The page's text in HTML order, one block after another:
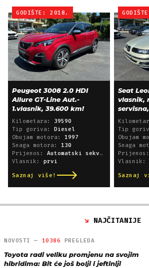
GODIŠTE: 2018.
Peugeot 3008 2.0 HDI
Allure GT-Line Aut.-
1.vlasnik, 39.600 km!
Kilometara: 39590
Tip goriva: Diesel
Obujam motora: 1997
Snaga motora: 130
Prijenos: Automatski sekvencijski
Vlasnik: prvi
Saznaj više!
Seat
vlasnik,
Tip
Obujam
Snaga
Vlasnik:
Saznaj
NAJČITANIJE
NOVOSTI — 10386 PREGLEDA
Toyota radi veliku promjenu na svojim
hibridima: Bit će još bolji i jeftiniji